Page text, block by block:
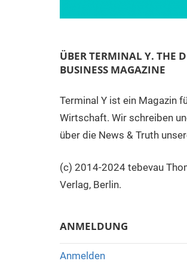
ÜBER TERMINAL Y. THE
BUSINESS MAGAZINE
Terminal Y ist ein Magazin
Wirtschaft. Wir schreiben
über die News & Truth
(c) 2014-2024 tebevau
Verlag, Berlin.
ANMELDUNG
Anmelden